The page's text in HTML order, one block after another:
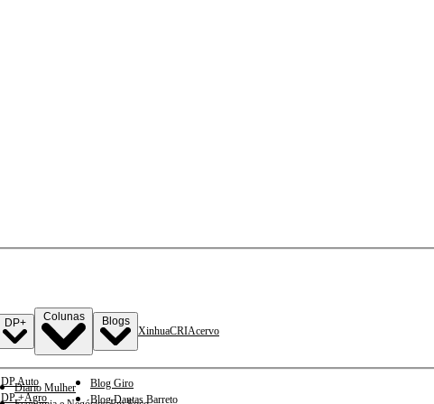
DP+
DP Auto
DP +Agro
Colunas
Diario Mulher
Blogs
Blog Giro
Blog Dantas Barreto
XinhuaCRIAcervo